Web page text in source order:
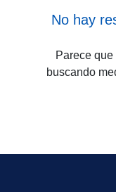
No hay
Parece
buscando